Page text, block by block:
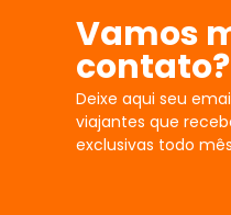
Vamos
contato?
Deixe aqui seu
viajantes que
exclusivas todo